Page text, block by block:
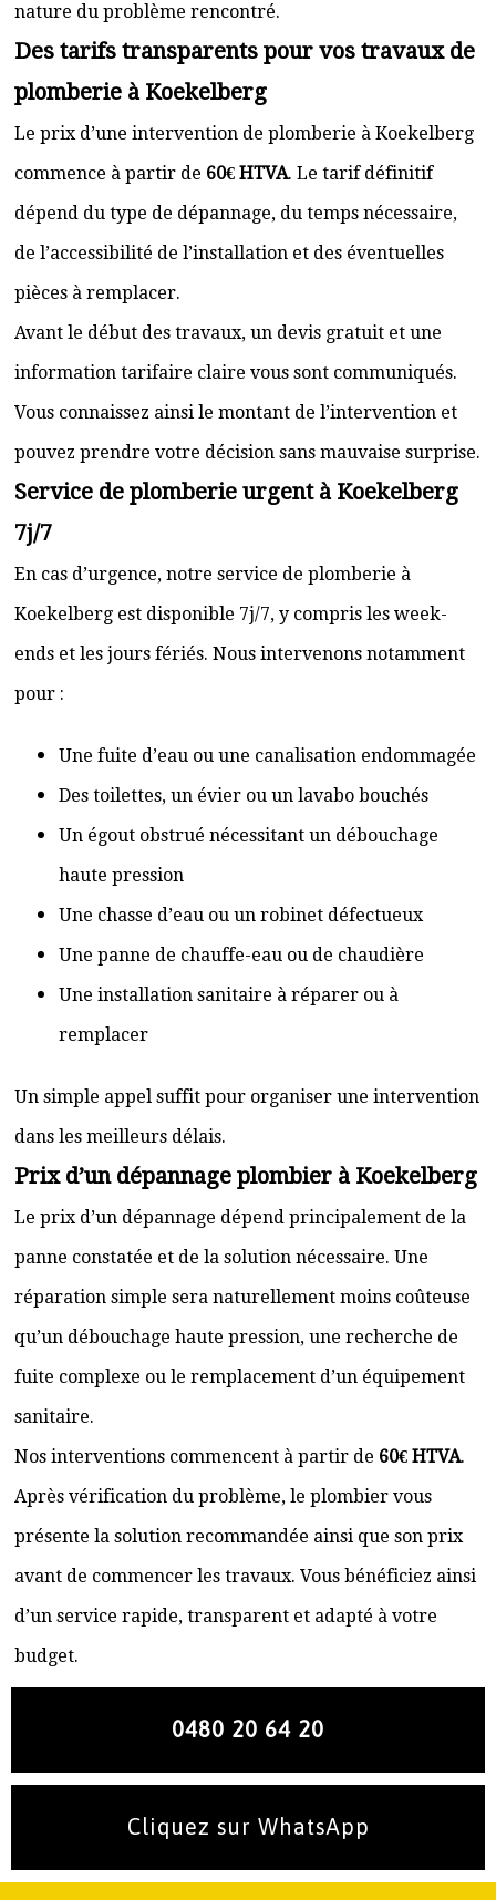
nature du problème rencontré.
Des tarifs transparents pour vos travaux de
plomberie à Koekelberg
Le prix d’une intervention de plomberie à Koekelberg
commence à partir de 60€ HTVA. Le tarif définitif
dépend du type de dépannage, du temps nécessaire,
de l’accessibilité de l’installation et des éventuelles
pièces à remplacer.
Avant le début des travaux, un devis gratuit et une
information tarifaire claire vous sont communiqués.
Vous connaissez ainsi le montant de l’intervention et
pouvez prendre votre décision sans mauvaise surprise.
Service de plomberie urgent à Koekelberg
7j/7
En cas d’urgence, notre service de plomberie à
Koekelberg est disponible 7j/7, y compris les week-
ends et les jours fériés. Nous intervenons notamment
pour :
Une fuite d’eau ou une canalisation endommagée
Des toilettes, un évier ou un lavabo bouchés
Un égout obstrué nécessitant un débouchage
haute pression
Une chasse d’eau ou un robinet défectueux
Une panne de chauffe-eau ou de chaudière
Une installation sanitaire à réparer ou à
remplacer
Un simple appel suffit pour organiser une intervention
dans les meilleurs délais.
Prix d’un dépannage plombier à Koekelberg
Le prix d’un dépannage dépend principalement de la
panne constatée et de la solution nécessaire. Une
réparation simple sera naturellement moins coûteuse
qu’un débouchage haute pression, une recherche de
fuite complexe ou le remplacement d’un équipement
sanitaire.
Nos interventions commencent à partir de 60€ HTVA.
Après vérification du problème, le plombier vous
présente la solution recommandée ainsi que son prix
avant de commencer les travaux. Vous bénéficiez ainsi
d’un service rapide, transparent et adapté à votre
budget.
0480 20 64 20
Cliquez sur WhatsApp